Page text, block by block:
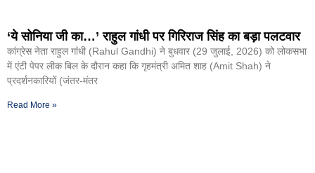
‘ये सोनिया जी का…’ राहुल गांधी पर गिरिराज सिंह का बड़ा पलटवार
कांग्रेस नेता राहुल गांंधी (Rahul Gandhi) ने बुधवार (29 जुलाई, 2026) को लोकसभा
में एंटी पेपर लीक बिल के दौरान कहा कि गृहमंत्री अमित शाह (Amit Shah) ने
प्रदर्शनकारियों (जंतर-मंतर
Read More »